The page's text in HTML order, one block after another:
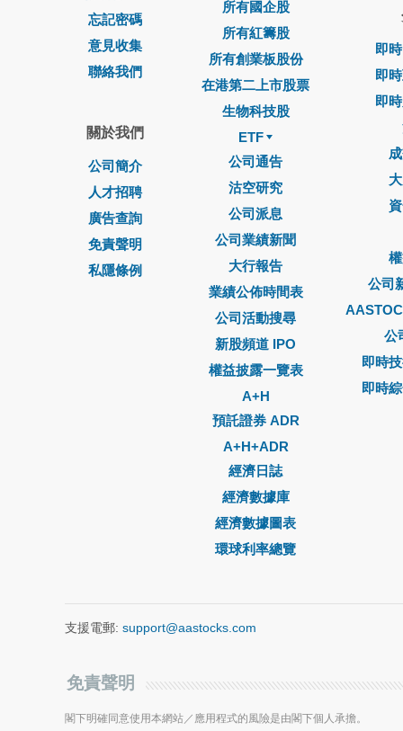
忘記密碼
意見收集
聯絡我們
關於我們
公司簡介
人才招聘
廣告查詢
免責聲明
私隱條例
所有國企股
所有紅籌股
所有創業板股份
在港第二上市股票
生物科技股
ETF
公司通告
沽空研究
公司派息
公司業績新聞
大行報告
業績公佈時間表
公司活動搜尋
新股頻道 IPO
權益披露一覽表
A+H
預託證券 ADR
A+H+ADR
經濟日誌
經濟數據庫
經濟數據圖表
環球利率總覽
即
即
即
公司
公
即時
即時
支援電郵: support@aastocks.com
免責聲明
閣下明確同意使用本網站／應用程式的風險是由閣下個人承擔。